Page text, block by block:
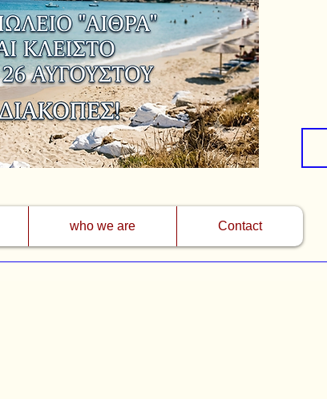
who we are Contact